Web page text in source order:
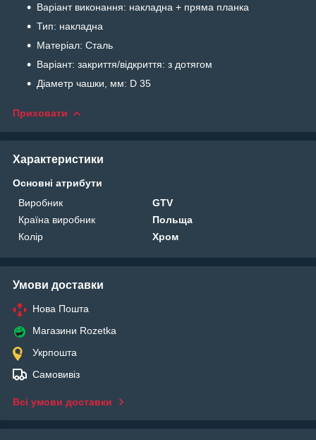
Варіант виконання: накладна + пряма планка
Тип: накладна
Матеріал: Сталь
Варіант: закриття/відкриття: з дотягом
Діаметр чашки, мм: D 35
Приховати
Характеристики
Основні атрибути
Виробник
GTV
Країна виробник
Польща
Колір
Хром
Умови доставки
Нова Пошта
Магазини Rozetka
Укрпошта
Самовивіз
Всі умови доставки